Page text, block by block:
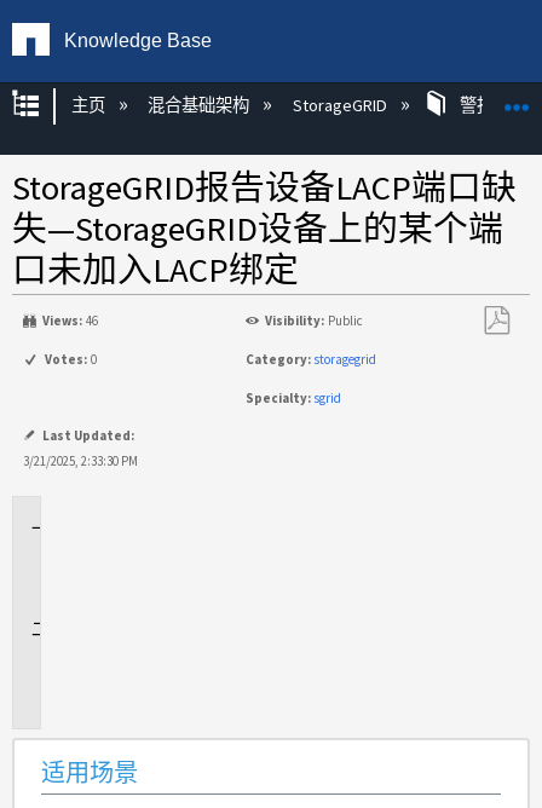
Knowledge Base
扩展/隐缩全局层次
主页 混合基础架构 StorageGRID 警报
StorageGRID报告设备LACP端口缺
失—StorageGRID设备上的某个端
口未加入LACP绑定
Views: 46 Visibility: Public
Votes: 0 Category: storagegrid
Specialty: sgrid
Last Updated:
3/21/2025, 2:33:30 PM
适用场景